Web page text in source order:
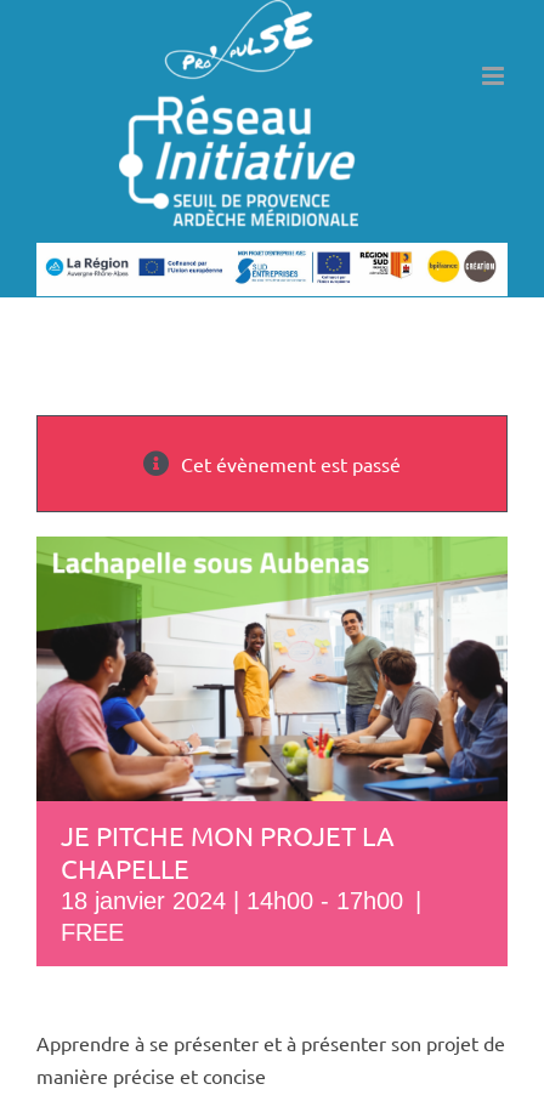
Cet évènement est passé
JE PITCHE MON PROJET LA
CHAPELLE
18 janvier 2024 | 14h00 - 17h00
FREE
Apprendre à se présenter et à présenter son projet de
manière précise et concise